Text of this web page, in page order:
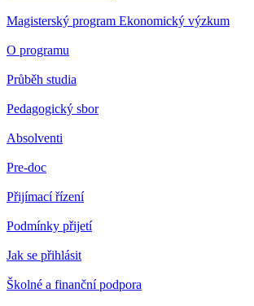
Magisterský program Ekonomický výzkum
O programu
Průběh studia
Pedagogický sbor
Absolventi
Pre-doc
Přijímací řízení
Podmínky přijetí
Jak se přihlásit
Školné a finanční podpora